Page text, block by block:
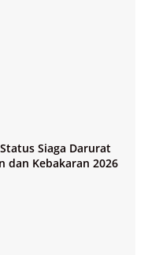
Siaga Darurat
dan Kebakaran 2026